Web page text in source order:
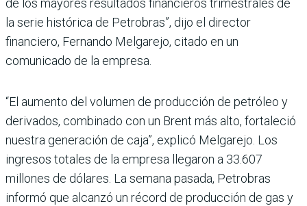
de los mayores resultados financieros trimestrales de
la serie histórica de Petrobras”, dijo el director
financiero, Fernando Melgarejo, citado en un
comunicado de la empresa.
“El aumento del volumen de producción de petróleo y
derivados, combinado con un Brent más alto, fortaleció
nuestra generación de caja”, explicó Melgarejo. Los
ingresos totales de la empresa llegaron a 33.607
millones de dólares. La semana pasada, Petrobras
informó que alcanzó un récord de producción de gas y